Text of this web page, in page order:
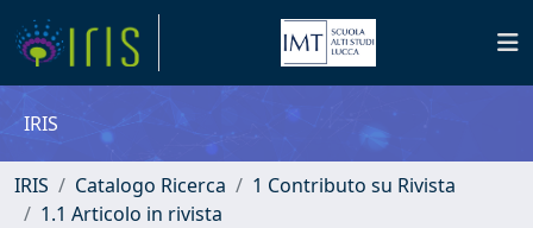
IRIS
IRIS Catalogo Ricerca
1 Contributo su Rivista
1.1 Articolo in rivista